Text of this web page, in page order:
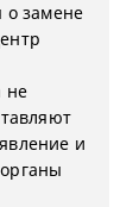
о замене
не
и